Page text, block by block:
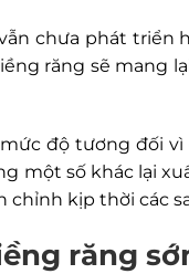
chưa phát
răng sẽ
độ tương đối
một số khác lại
chỉnh kịp thời các
răng